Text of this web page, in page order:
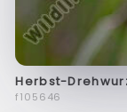
Herbst-
f105646